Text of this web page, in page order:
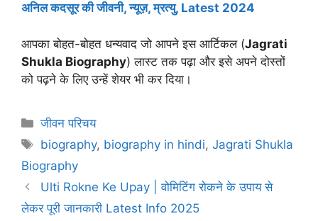
अनिल कदसूर की जीवनी, न्यूज़, म्रत्यु, Latest 2024
आपका बोहत-बोहत धन्यवाद जो आपने इस आर्टिकल (Jagrati
Shukla Biography) लास्ट तक पढ़ा और इसे अपने दोस्तों
को पढ़ने के लिए उन्हें शेयर भी कर दिया।
Categories
जीवन परिचय
Tags
biography, biography in hindi,Jagrati Shukla
Biography
Ulti Rokne Ke Upay | वोमिटिंग रोकने के उपाय से
लेकर पूरी जानकारी Latest Info 2025